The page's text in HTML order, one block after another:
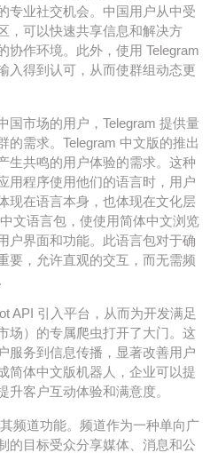
专业社交机会。中国用户从中受
，可以快速共享信息和解决方
协作环境。此外，使用 Telegram
入得到认可，从而使群组动态更
国市场的用户，Telegram 提供量
的需求。Telegram 中文版的推出
生共鸣的用户体验的需求。这种
用程序使用他们的语言时，用户
在语言本身，也体现在文化层
文语言包，使使用简体中文浏览
户界面和功能。此语言包对于确
要，允许直观的交互，而无需频
API 引入平台，从而为开发满足
场）的专属爬虫打开了大门。这
服务到信息传播，显著改善用户
简体中文版机器人，企业可以提
客户互动体验和满意度。
频道功能。频道作为一种单向广
的目标受众分享媒体、消息和公